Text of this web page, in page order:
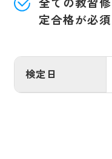
定合格が必須
検定日